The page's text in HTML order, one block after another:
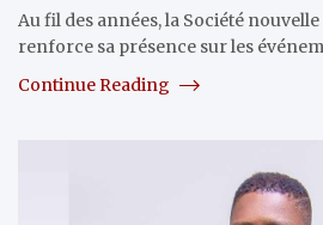
Au fil des années, la Société
renforce sa présence sur les
Continue Reading